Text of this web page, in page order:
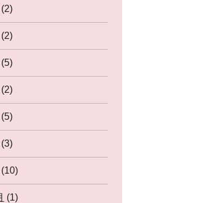
(2)
(2)
(5)
(2)
(5)
(3)
(10)
(1)